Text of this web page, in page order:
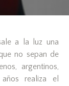
a la luz una
no sepan de
argentinos,
realiza el